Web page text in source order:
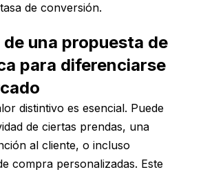
de conversión.
una propuesta de
para diferenciarse
distintivo es esencial. Puede
de ciertas prendas, una
al cliente, o incluso
compra personalizadas. Este